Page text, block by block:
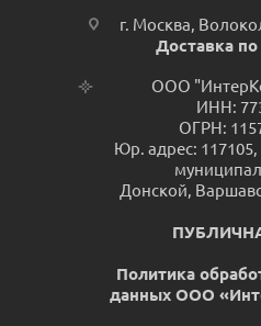
г. Москва,
Доставка
ООО
ИНН:
ОГРН:
Юр. адрес: 117105,
Донской,
Политика
данных ООО